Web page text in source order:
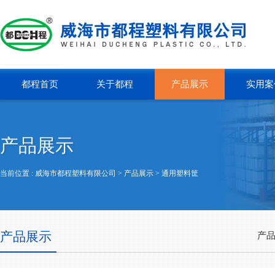
都程首页 关于都程 产品展示 实用
产品展示
当前位置 : 威海市都程塑料有限公司 > 产品展示 > 通用塑料筐
产品展示 产